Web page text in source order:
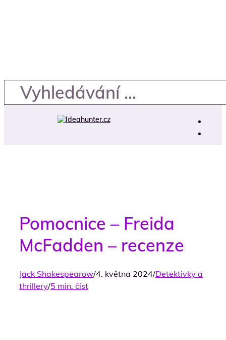
Pomocnice – Freida
McFadden – recenze
Jack Shakespearow/4. května 2024/Detektivky a
thrillery/5 min. číst